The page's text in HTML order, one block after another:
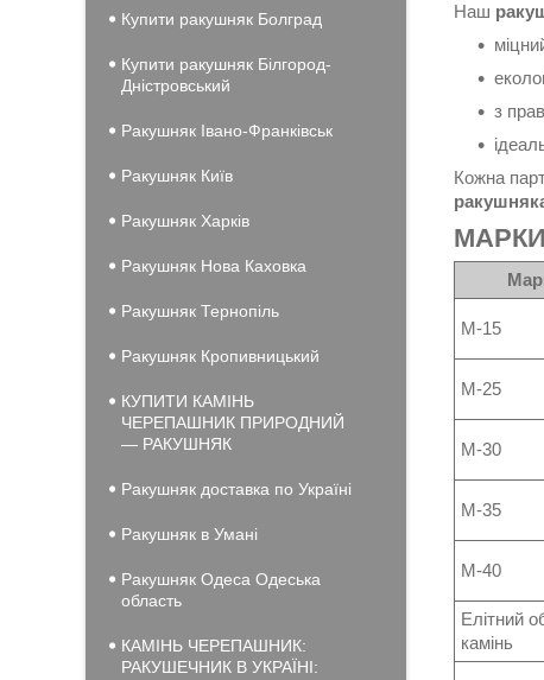
Наш
з
Кожна
М-15
М-25
М-30
М-35
М-40
Елітний
камінь
Купити ракушняк Болград
Купити ракушняк Білгород-
Дністровський
Ракушняк Івано-Франківськ
Ракушняк Київ
Ракушняк Харків
Ракушняк Нова Каховка
Ракушняк Тернопіль
Ракушняк Кропивницький
КУПИТИ КАМІНЬ
ЧЕРЕПАШНИК ПРИРОДНИЙ
— РАКУШНЯК
Ракушняк доставка по Україні
Ракушняк в Умані
Ракушняк Одеса Одеська
область
КАМІНЬ ЧЕРЕПАШНИК:
РАКУШЕЧНИК В УКРАЇНІ: